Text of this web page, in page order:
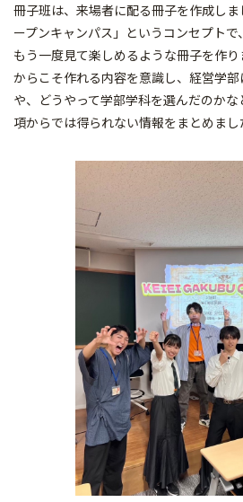
冊子班は、来場者に配る冊子を作成し
ープンキャンパス」というコンセプトで
もう一度見て楽しめるような冊子を作
からこそ作れる内容を意識し、経営学
や、どうやって学部学科を選んだのか
項からでは得られない情報をまとめまし